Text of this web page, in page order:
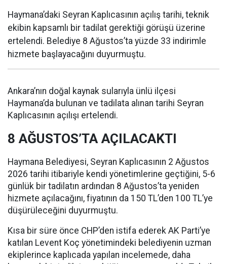
Haymana’daki Seyran Kaplıcasının açılış tarihi, teknik
ekibin kapsamlı bir tadilat gerektiği görüşü üzerine
ertelendi. Belediye 8 Ağustos’ta yüzde 33 indirimle
hizmete başlayacağını duyurmuştu.
Ankara’nın doğal kaynak sularıyla ünlü ilçesi
Haymana’da bulunan ve tadilata alınan tarihi Seyran
Kaplıcasının açılışı ertelendi.
8 AĞUSTOS’TA AÇILACAKTI
Haymana Belediyesi, Seyran Kaplıcasının 2 Ağustos
2026 tarihi itibariyle kendi yönetimlerine geçtiğini, 5-6
günlük bir tadilatın ardından 8 Ağustos’ta yeniden
hizmete açılacağını, fiyatının da 150 TL’den 100 TL’ye
düşürüleceğini duyurmuştu.
Kısa bir süre önce CHP’den istifa ederek AK Parti’ye
katılan Levent Koç yönetimindeki belediyenin uzman
ekiplerince kaplıcada yapılan incelemede, daha